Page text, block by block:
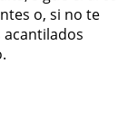
o, si no te